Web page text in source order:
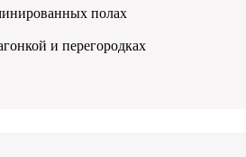
полах
и перегородках